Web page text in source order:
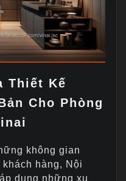
Thiết Kế
Cho Phòng
không gian
hàng, Nội
dụng những xu